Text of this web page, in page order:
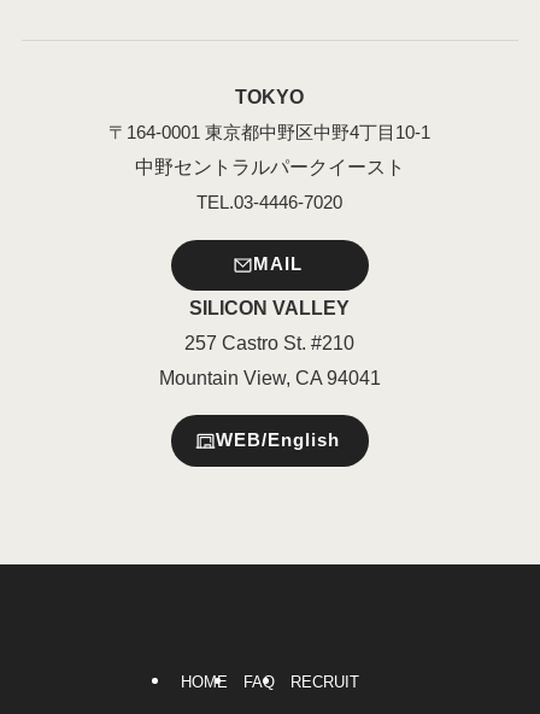
TOKYO
〒164-0001 東京都中野区中野4丁目10-1
中野セントラルパークイースト
TEL.03-4446-7020
MAIL
SILICON VALLEY
257 Castro St. #210
Mountain View, CA 94041
WEB/English
HOME FAQ RECRUIT